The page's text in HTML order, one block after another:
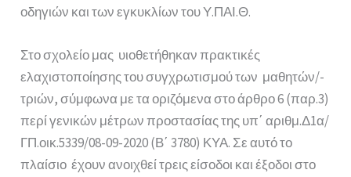
οδηγιών και των εγκυκλίων του Υ.ΠΑΙ.Θ.
Στο σχολείο μας υιοθετήθηκαν πρακτικές
ελαχιστοποίησης του συγχρωτισμού των μαθητών/-
τριών, σύμφωνα με τα οριζόμενα στο άρθρο 6 (παρ.3)
περί γενικών μέτρων προστασίας της υπ΄ αριθμ.Δ1α/
ΓΠ.οικ.5339/08-09-2020 (Β΄ 3780) ΚΥΑ. Σε αυτό το
πλαίσιο έχουν ανοιχθεί τρεις είσοδοι και έξοδοι στο